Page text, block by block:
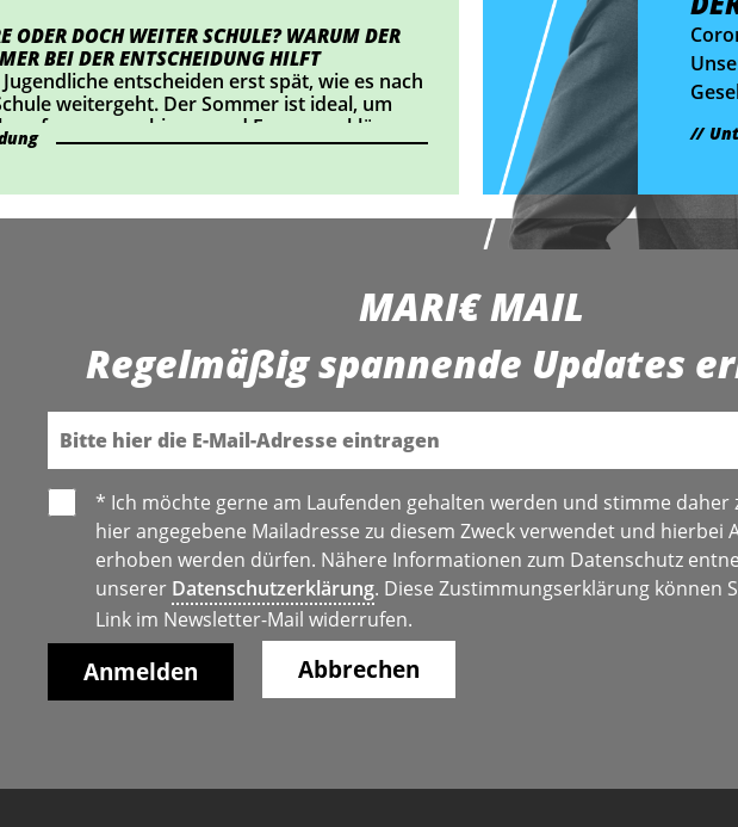
nachgerechnet, wie sich das konkret
ODER DOCH WEITER SCHULE? WARUM DER
BEI DER ENTSCHEIDUNG HILFT
Jugendliche entscheiden erst spät, wie es nach
weitergeht. Der Sommer ist ideal, um
auszuprobieren und Fragen zu klären.
MARI€ MAIL
Regelmäßig spannende Updates
E-Mail
* Ich möchte gerne am Laufenden gehalten werden und stimme daher
hier angegebene Mailadresse zu diesem Zweck verwendet und hierbei
erhoben werden dürfen. Nähere Informationen zum Datenschutz
unserer Datenschutzerklärung. Diese Zustimmungserklärung können
Link im Newsletter-Mail widerrufen.
Abbrechen